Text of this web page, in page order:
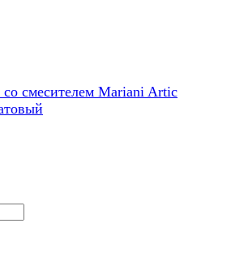
смесителем Mariani Artic